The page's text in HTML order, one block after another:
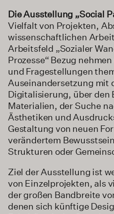
Die Ausstellung „Social
Vielfalt von Projekten,
wissenschaftlichen
Arbeitsfeld „Sozialer
Prozesse“ Bezug
und Fragestellungen
Auseinandersetzung mit
Digitalisierung, über den
Materialien, der Suche
Ästhetiken und
Gestaltung von neuen
verändertem
Strukturen oder
Ziel der Ausstellung ist
von Einzelprojekten, als
der großen Bandbreite
denen sich künftige